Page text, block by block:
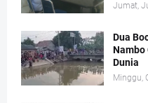
Jumat,
Dua
Nambo
Dunia
Minggu,